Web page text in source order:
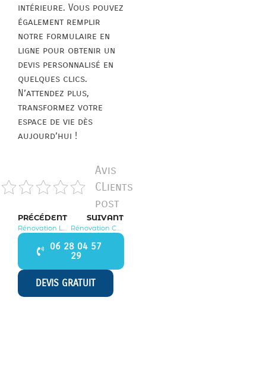
intérieure. Vous pouvez
également remplir
notre formulaire en
ligne pour obtenir un
devis personnalisé en
quelques clics.
N’attendez plus,
transformez votre
espace de vie dès
aujourd’hui !
Avis
CLients
post
PRÉCÉDENT
Rénovation La Varenne Saint Hilaire 94211
SUIVANT
Rénovation Cachan 94230
06 28 04 57
29
DEVIS GRATUIT